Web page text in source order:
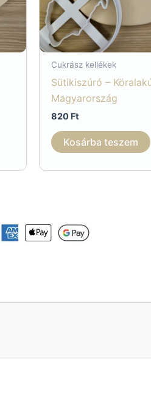
Cukrász kellékek
Sütikiszúró –
Magyarország
820 Ft
Kosárba teszem